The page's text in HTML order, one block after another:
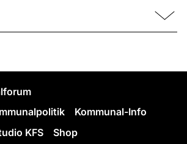
Kommunal-Info
KFS Shop